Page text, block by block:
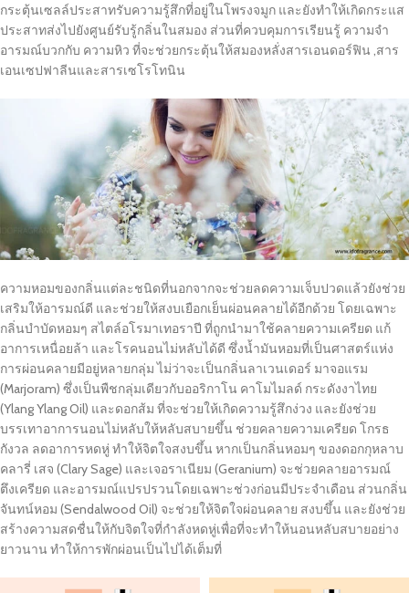
กระตุ้นเซลล์ประสาทรับความรู้สึกที่อยู่ในโพรงจมูก และยังทำให้เกิดกระแส
ประสาทส่งไปยังศูนย์รับรู้กลิ่นในสมอง ส่วนที่ควบคุมการเรียนรู้ ความจำ
อารมณ์บวกกับ ความหิว ที่จะช่วยกระตุ้นให้สมองหลั่งสารเอนดอร์ฟิน ,สาร
เอนเซปฟาลีนและสารเซโรโทนิน
ความหอมของกลิ่นแต่ละชนิดที่นอกจากจะช่วยลดความเจ็บปวดแล้วยังช่วย
เสริมให้อารมณ์ดี และช่วยให้สงบเยือกเย็นผ่อนคลายได้อีกด้วย โดยเฉพาะ
กลิ่นบำบัดหอมๆ สไตล์อโรมาเทอราปี ที่ถูกนำมาใช้คลายความเครียด แก้
อาการเหนื่อยล้า และโรคนอนไม่หลับได้ดี ซึ่งน้ำมันหอมที่เป็นศาสตร์แห่ง
การผ่อนคลายมีอยู่หลายกลุ่ม ไม่ว่าจะเป็นกลิ่นลาเวนเดอร์ มาจอแรม
(Marjoram) ซึ่งเป็นพืชกลุ่มเดียวกับออริกาโน คาโมไมลด์ กระดังงาไทย
(Ylang Ylang Oil) และดอกส้ม ที่จะช่วยให้เกิดความรู้สึกง่วง และยังช่วย
บรรเทาอาการนอนไม่หลับให้หลับสบายขึ้น ช่วยคลายความเครียด โกรธ
กังวล ลดอาการหดหู่ ทำให้จิตใจสงบขึ้น หากเป็นกลิ่นหอมๆ ของดอกกุหลาบ
คลารี่ เสจ (Clary Sage) และเจอราเนียม (Geranium) จะช่วยคลายอารมณ์
ตึงเครียด และอารมณ์แปรปรวนโดยเฉพาะช่วงก่อนมีประจำเดือน ส่วนกลิ่น
จันทน์หอม (Sendalwood Oil) จะช่วยให้จิตใจผ่อนคลาย สงบขึ้น และยังช่วย
สร้างความสดชื่นให้กับจิตใจที่กำลังหดหู่เพื่อที่จะทำให้นอนหลับสบายอย่าง
ยาวนาน ทำให้การพักผ่อนเป็นไปได้เต็มที่